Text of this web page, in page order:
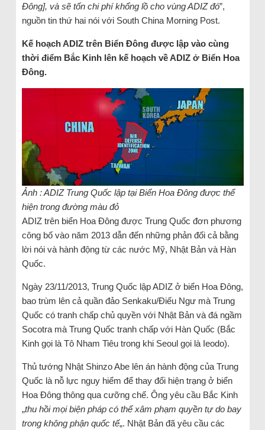
Đông], và sẽ tốn chi phí khổng lồ cho vùng ADIZ đó”,
nguồn tin thứ hai nói với South China Morning Post.
Kế hoạch ADIZ trên Biển Đông được lập vào cùng
thời điểm Bắc Kinh lên kế hoạch về ADIZ ở Biển Hoa
Đông.
Ảnh : ADIZ Trung Quốc lập tại Biển Hoa Đông được thể
hiện trong đường màu đỏ
ADIZ trên biển Hoa Đông được Trung Quốc đơn phương
công bố vào năm 2013 dẫn đến những phản đối cả bằng
lời nói và hành động từ các nước Mỹ, Nhật Bản và Hàn
Quốc.
Ngày 23/11/2013, Trung Quốc lập ADIZ ở biển Hoa Đông,
bao trùm lên cả quần đảo Senkaku/Điếu Ngư mà Trung
Quốc có tranh chấp chủ quyền với Nhật Bản và đá ngầm
Socotra mà Trung Quốc tranh chấp với Hàn Quốc (Bắc
Kinh gọi là Tô Nham Tiêu trong khi Seoul gọi là Ieodo).
Thủ tướng Nhật Shinzo Abe lên án hành động của Trung
Quốc là nỗ lực nguy hiểm để thay đổi hiện trạng ở biển
Hoa Đông thông qua cưỡng chế. Ông yêu cầu Bắc Kinh
„thu hồi mọi biện pháp có thể xâm phạm quyền tự do bay
trong không phận quốc tế„. Nhật Bản đã yêu cầu các